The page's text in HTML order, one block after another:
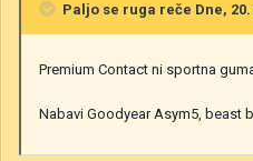
Paljo se ruga reče Dne, 20.
Premium Contact ni sportna
Nabavi Goodyear Asym5, beast